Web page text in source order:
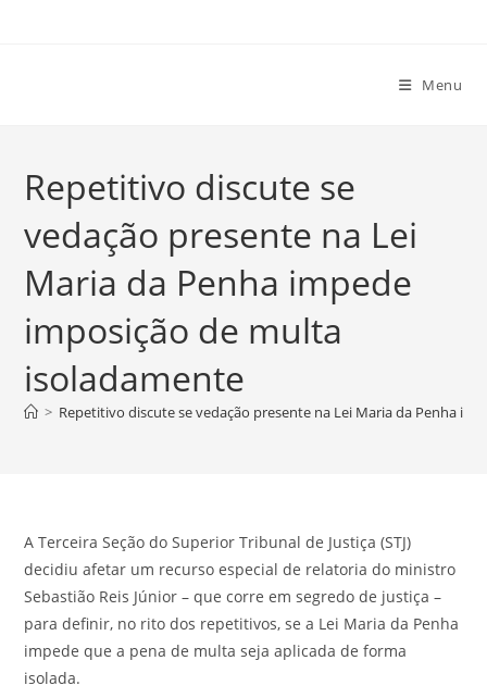
Menu
Repetitivo discute se
vedação presente na Lei
Maria da Penha impede
imposição de multa
isoladamente
> Repetitivo discute se vedação presente na Lei Maria da Penha
​A Terceira Seção do Superior Tribunal de Justiça (STJ)
decidiu afetar um recurso especial de relatoria do ministro
Sebastião Reis Júnior – que corre em segredo de justiça –
para definir, no rito dos repetitivos, se a Lei Maria da Penha
impede que a pena de multa seja aplicada de forma
isolada.